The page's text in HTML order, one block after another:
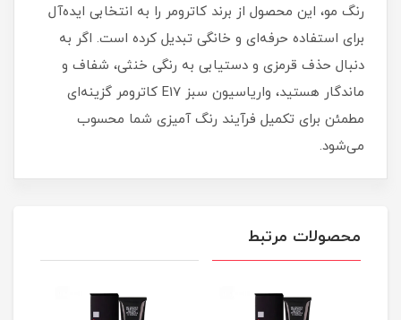
رنگ مو، این محصول از برند کاترومر را به انتخابی ایده‌آل
برای استفاده حرفه‌ای و خانگی تبدیل کرده است. اگر به
دنبال حذف قرمزی و دستیابی به رنگی خنثی، شفاف و
ماندگار هستید، واریاسیون سبز E17 کاترومر گزینه‌ای
مطمئن برای تکمیل فرآیند رنگ‌ آمیزی شما محسوب
می‌شود.
محصولات مرتبط